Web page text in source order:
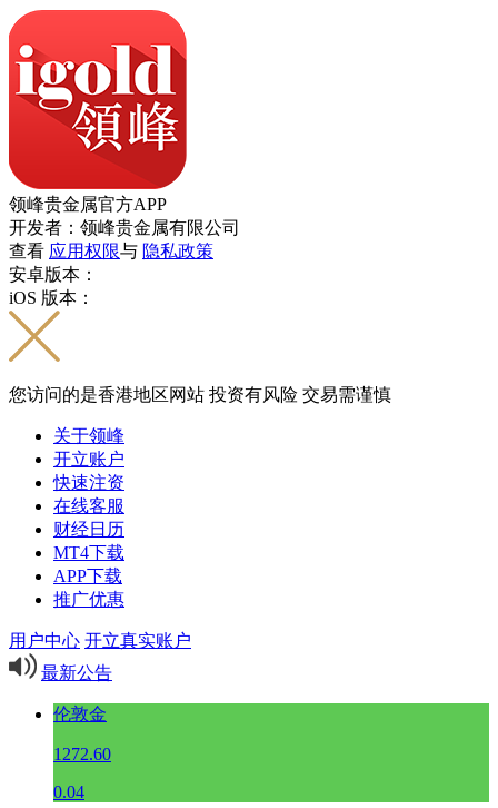
领峰贵金属官方APP
开发者：领峰贵金属有限公司
查看 应用权限与 隐私政策
安卓版本：
iOS 版本：
您访问的是香港地区网站 投资有风险 交易需谨慎
关于领峰
开立账户
快速注资
在线客服
财经日历
MT4下载
APP下载
推广优惠
用户中心 开立真实账户
最新公告
伦敦金
1272.60
0.04